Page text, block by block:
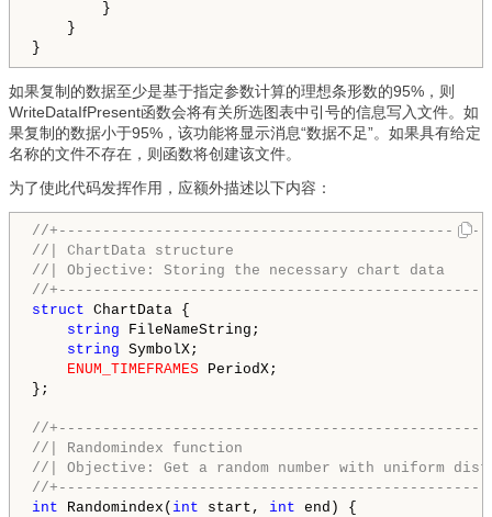
}
}
如果复制的数据至少是基于指定参数计算的理想条形数的95%，则
WriteDataIfPresent函数会将有关所选图表中引号的信息写入文件。如
果复制的数据小于95%，该功能将显示消息“数据不足”。如果具有给定
名称的文件不存在，则函数将创建该文件。
为了使此代码发挥作用，应额外描述以下内容：
//
//| ChartData structure
//| Objective: Storing the necessary chart data
//
struct ChartData {
string FileNameString;
string SymbolX;
ENUM_TIMEFRAMES PeriodX;
};
//
//| Randomindex function
//| Objective: Get a random number with uniform
//
int Randomindex( int start, int end) {